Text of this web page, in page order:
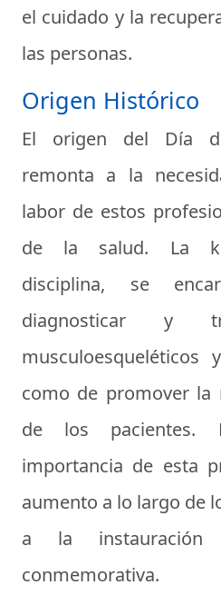
el cuidado y la
las personas.
Origen Histórico
El origen del Día
remonta a la
labor de estos
de la salud. La
disciplina, se
diagnosticar y
musculoesqueléticos
como de promover la
de los pacientes.
importancia de esta
aumento a lo largo de
a la
conmemorativa.